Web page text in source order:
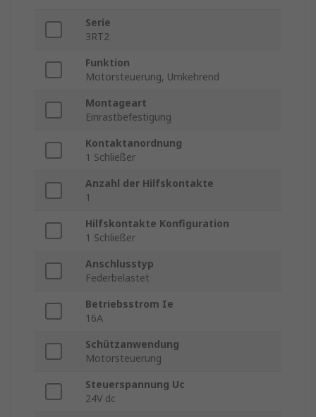
Serie
3RT2
Funktion
Motorsteuerung, Umkehrend
Montageart
Einrastbefestigung
Kontaktanordnung
1 Schließer
Anzahl der Hilfskontakte
1
Hilfskontakte Konfiguration
1 Schließer
Anschlusstyp
Federbelastet
Betriebsstrom Ie
16A
Schützanwendung
Motorsteuerung
Steuerspannung Uc
24V dc